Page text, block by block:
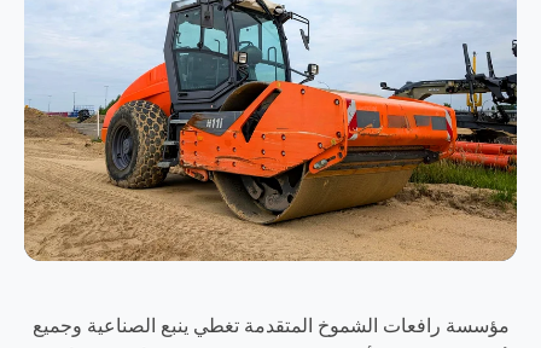
مؤسسة رافعات الشموخ المتقدمة تغطي ينبع الصناعية وجميع